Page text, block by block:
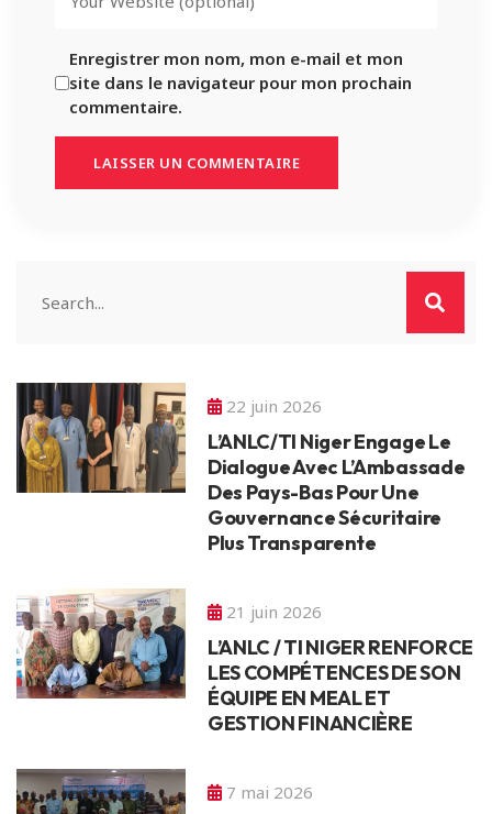
Enregistrer mon nom, mon e-mail et mon
site dans le navigateur pour mon prochain
commentaire.
22 juin 2026
L’ANLC/TI Niger Engage Le
Dialogue Avec L’Ambassade
Des Pays-Bas Pour Une
Gouvernance Sécuritaire
Plus Transparente
21 juin 2026
L’ANLC / TI NIGER RENFORCE
LES COMPÉTENCES DE SON
ÉQUIPE EN MEAL ET
GESTION FINANCIÈRE
7 mai 2026